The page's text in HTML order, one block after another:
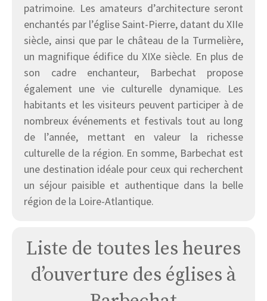
patrimoine. Les amateurs d’architecture seront
enchantés par l’église Saint-Pierre, datant du XIIe
siècle, ainsi que par le château de la Turmelière,
un magnifique édifice du XIXe siècle. En plus de
son cadre enchanteur, Barbechat propose
également une vie culturelle dynamique. Les
habitants et les visiteurs peuvent participer à de
nombreux événements et festivals tout au long
de l’année, mettant en valeur la richesse
culturelle de la région. En somme, Barbechat est
une destination idéale pour ceux qui recherchent
un séjour paisible et authentique dans la belle
région de la Loire-Atlantique.
Liste de toutes les heures
d’ouverture des églises à